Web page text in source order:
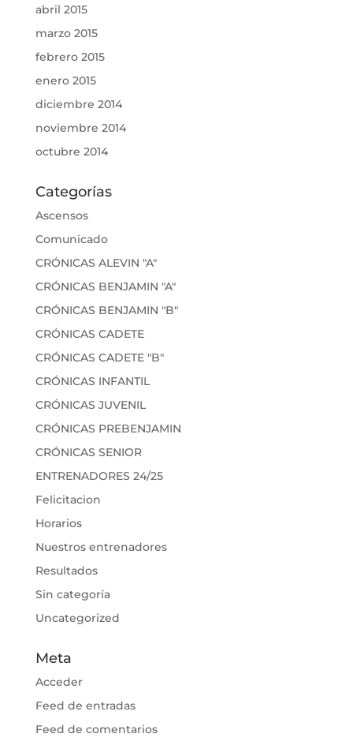
abril 2015
marzo 2015
febrero 2015
enero 2015
diciembre 2014
noviembre 2014
octubre 2014
Categorías
Ascensos
Comunicado
CRÓNICAS ALEVIN "A"
CRÓNICAS BENJAMIN "A"
CRÓNICAS BENJAMIN "B"
CRÓNICAS CADETE
CRÓNICAS CADETE "B"
CRÓNICAS INFANTIL
CRÓNICAS JUVENIL
CRÓNICAS PREBENJAMIN
CRÓNICAS SENIOR
ENTRENADORES 24/25
Felicitacion
Horarios
Nuestros entrenadores
Resultados
Sin categoría
Uncategorized
Meta
Acceder
Feed de entradas
Feed de comentarios